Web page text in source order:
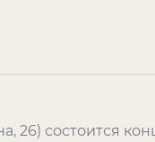
26) состоится